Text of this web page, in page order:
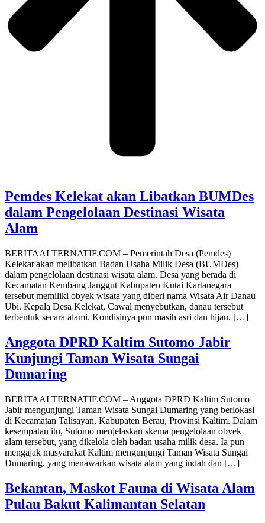
Pemdes Kelekat akan Libatkan BUMDes
dalam Pengelolaan Destinasi Wisata
Alam
BERITAALTERNATIF.COM – Pemerintah Desa (Pemdes)
Kelekat akan melibatkan Badan Usaha Milik Desa (BUMDes)
dalam pengelolaan destinasi wisata alam. Desa yang berada di
Kecamatan Kembang Janggut Kabupaten Kutai Kartanegara
tersebut memiliki obyek wisata yang diberi nama Wisata Air Danau
Ubi. Kepala Desa Kelekat, Cawal menyebutkan, danau tersebut
terbentuk secara alami. Kondisinya pun masih asri dan hijau. […]
Anggota DPRD Kaltim Sutomo Jabir
Kunjungi Taman Wisata Sungai
Dumaring
BERITAALTERNATIF.COM – Anggota DPRD Kaltim Sutomo
Jabir mengunjungi Taman Wisata Sungai Dumaring yang berlokasi
di Kecamatan Talisayan, Kabupaten Berau, Provinsi Kaltim. Dalam
kesempatan itu, Sutomo menjelaskan skema pengelolaan obyek
alam tersebut, yang dikelola oleh badan usaha milik desa. Ia pun
mengajak masyarakat Kaltim mengunjungi Taman Wisata Sungai
Dumaring, yang menawarkan wisata alam yang indah dan […]
Bekantan, Maskot Fauna di Wisata Alam
Pulau Bakut Kalimantan Selatan